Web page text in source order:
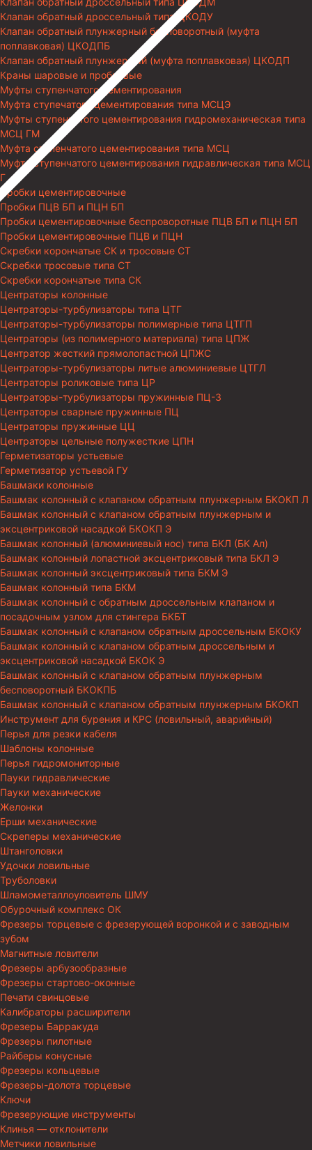
Клапан обратный дроссельный типа ЦКОДУ
Клапан обратный плунжерный бесповоротный (муфта
поплавковая) ЦКОДПБ
Клапан обратный плунжерный (муфта поплавковая) ЦКОДП
Краны шаровые и пробковые
Муфты ступенчатого цементирования
Муфта ступечатого цементирования типа МСЦЭ
Муфты ступенчатого цементирования гидромеханическая типа
МСЦ ГМ
Муфта ступенчатого цементирования типа МСЦ
Муфта ступенчатого цементирования гидравлическая типа МСЦ
Г
Пробки цементировочные
Пробки ПЦВ БП и ПЦН БП
Пробки цементировочные беспроворотные ПЦВ БП и ПЦН БП
Пробки цементировочные ПЦВ и ПЦН
Скребки корончатые СК и тросовые СТ
Скребки тросовые типа СТ
Скребки корончатые типа СК
Центраторы колонные
Центраторы-турбулизаторы типа ЦТГ
Центраторы-турбулизаторы полимерные типа ЦТГП
Центраторы (из полимерного материала) типа ЦПЖ
Центратор жесткий прямолопастной ЦПЖС
Центраторы-турбулизаторы литые алюминиевые ЦТГЛ
Центраторы роликовые типа ЦР
Центраторы-турбулизаторы пружинные ПЦ-3
Центраторы сварные пружинные ПЦ
Центраторы пружинные ЦЦ
Центраторы цельные полужесткие ЦПН
Герметизаторы устьевые
Герметизатор устьевой ГУ
Башмаки колонные
Башмак колонный с клапаном обратным плунжерным БКОКП Л
Башмак колонный с клапаном обратным плунжерным и
эксцентриковой насадкой БКОКП Э
Башмак колонный (алюминиевый нос) типа БКЛ (БК Ал)
Башмак колонный лопастной эксцентриковый типа БКЛ Э
Башмак колонный эксцентриковый типа БКМ Э
Башмак колонный типа БКМ
Башмак колонный с обратным дроссельным клапаном и
посадочным узлом для стингера БКБТ
Башмак колонный с клапаном обратным дроссельным БКОКУ
Башмак колонный с клапаном обратным дроссельным и
эксцентриковой насадкой БКОК Э
Башмак колонный с клапаном обратным плунжерным
бесповоротный БКОКПБ
Башмак колонный с клапаном обратным плунжерным БКОКП
Инструмент для бурения и КРС (ловильный, аварийный)
Перья для резки кабеля
Шаблоны колонные
Перья гидромониторные
Пауки гидравлические
Пауки механические
Желонки
Ерши механические
Скреперы механические
Штанголовки
Удочки ловильные
Труболовки
Шламометаллоуловитель ШМУ
Обурочный комплекс ОК
Фрезеры торцевые с фрезерующей воронкой и с заводным
зубом
Магнитные ловители
Фрезеры арбузообразные
Фрезеры стартово-оконные
Печати свинцовые
Калибраторы расширители
Фрезеры Барракуда
Фрезеры пилотные
Райберы конусные
Фрезеры кольцевые
Фрезеры-долота торцевые
Ключи
Фрезерующие инструменты
Клинья — отклонители
Метчики ловильные